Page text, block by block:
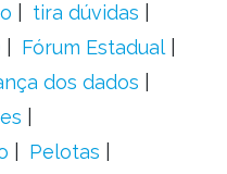
tira dúvidas
Fórum Estadual
dos dados
Pelotas